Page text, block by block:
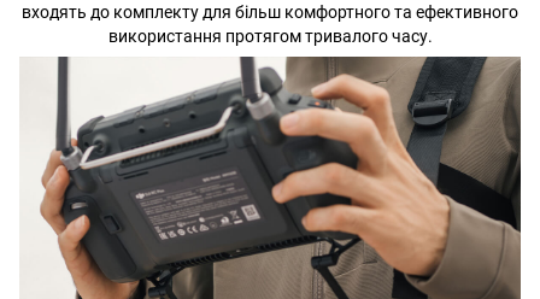
входять до комплекту для більш комфортного та ефективного
використання протягом тривалого часу.